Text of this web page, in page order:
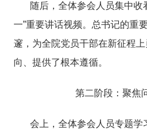
随后，全体参会人员集中收
一”重要讲话视频。总书记的重
邃，为全院党员干部在新征程
向、提供了根本遵循。
第二阶段：聚焦
会上，全体参会人员专题学